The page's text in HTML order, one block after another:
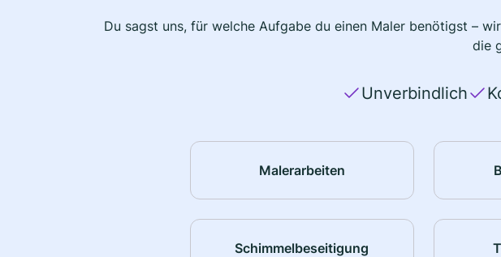
Du sagst uns, für welche Aufgabe du einen Maler benötigst –
die
Unverbindlich
Malerarbeiten
Schimmelbeseitigung